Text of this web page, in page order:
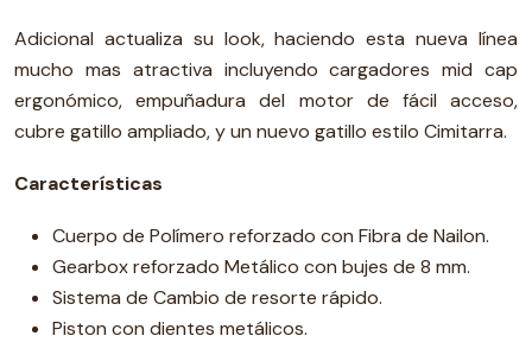
Adicional actualiza su look, haciendo esta nueva línea
mucho mas atractiva incluyendo cargadores mid cap
ergonómico, empuñadura del motor de fácil acceso,
cubre gatillo ampliado, y un nuevo gatillo estilo Cimitarra.
Características
Cuerpo de Polímero reforzado con Fibra de Nailon.
Gearbox reforzado Metálico con bujes de 8 mm.
Sistema de Cambio de resorte rápido.
Piston con dientes metálicos.